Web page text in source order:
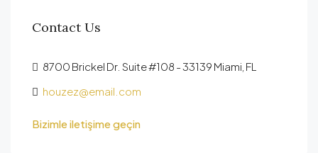
Contact Us
8700 Brickel Dr. Suite #108 - 33139 Miami, FL
houzez@email.com
Bizimle iletişime geçin